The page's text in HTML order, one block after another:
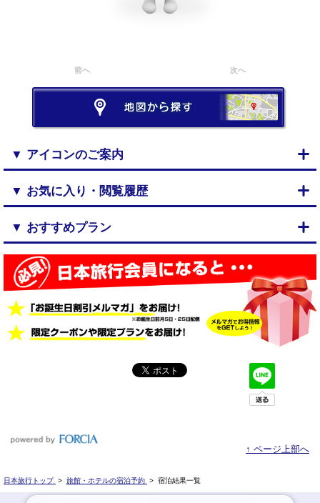
前へ 次へ
▼ アイコンのご案内
▼ お気に入り・閲覧履歴
▼ おすすめプラン
↑ ページ上部へ
日本旅行トップ > 旅館・ホテルの宿泊予約 > 宿泊結果一覧